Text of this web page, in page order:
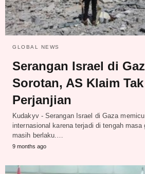
GLOBAL NEWS
Serangan Israel di
Sorotan, AS Klaim
Perjanjian
Kudakyv - Serangan Israel di Gaza
internasional karena terjadi di tengah masa
masih berlaku.…
9 months ago